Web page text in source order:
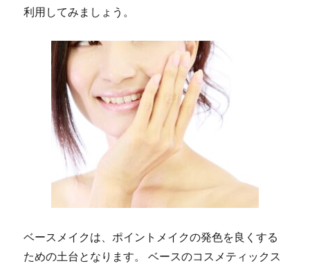
利用してみましょう。
ベースメイクは、ポイントメイクの発色を良くする
ための土台となります。 ベースのコスメティックス